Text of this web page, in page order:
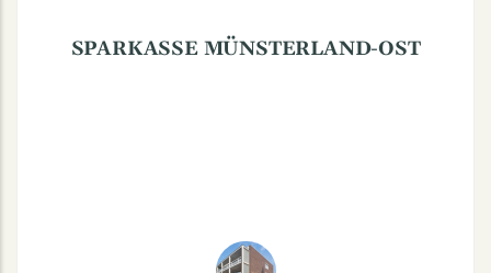
SPARKASSE MÜNSTERLAND-OST